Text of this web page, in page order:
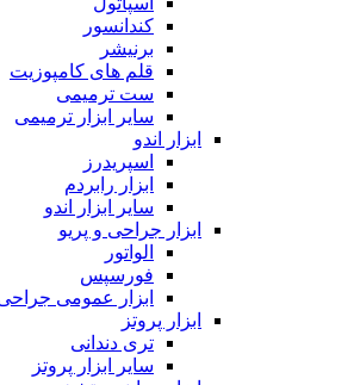
کندانسور
برنیشر
قلم های کامپوزیت
ست ترمیمی
سایر ابزار ترمیمی
ابزار اندو
اسپریدرز
ابزار رابردم
سایر ابزار اندو
ابزار جراحی و پریو
الواتور
فورسپس
ابزار عمومی
ابزار پروتز
تری دندانی
سایر ابزار پروتز